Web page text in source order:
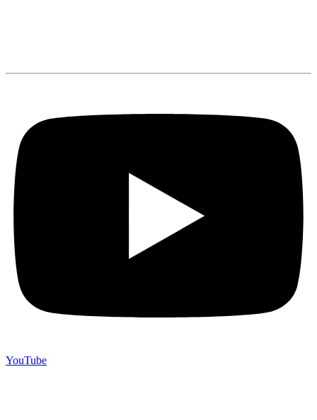
YouTube